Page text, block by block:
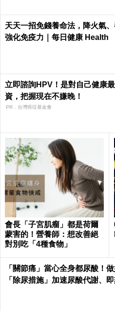
天天一招免錢養命法，降火氣、
強化免疫力｜每日健康 Health
立即諮詢HPV！是對自己健康
資，把握現在不嫌晚！
PR．台灣癌症基金會
會長「子宮肌瘤」都是荷爾
蒙害的！營養師：想改善絕
對別吃「4種食物」
「關節痛」當心全身都尿酸！
「除尿措施」加速尿酸代謝、